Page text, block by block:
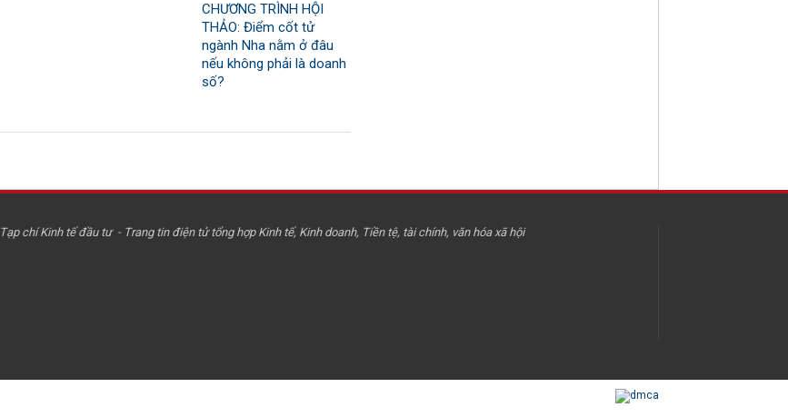
CHƯƠNG TRÌNH HỘI
THẢO: Điểm cốt tử
ngành Nha nằm ở đâu
nếu không phải là doanh
số?
Tạp chí Kinh tế đầu tư - Trang tin điện tử tổng hợp Kinh tế, Kinh doanh, Tiền tệ, tài chính, văn hóa xã hội